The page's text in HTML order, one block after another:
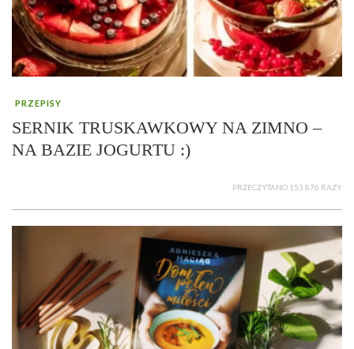
PRZEPISY
SERNIK TRUSKAWKOWY NA ZIMNO –
NA BAZIE JOGURTU :)
PRZECZYTANO 153 876 RAZY